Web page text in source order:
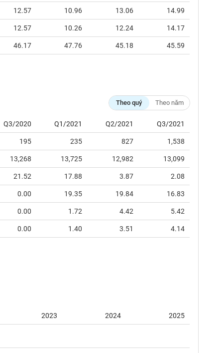
12.57 10.96 13.06 14.99
12.57 10.26 12.24 14.17
46.17 47.76 45.18 45.59
Theo quý Theo năm
Q3/2020 Q1/2021 Q2/2021 Q3/2021
195 235 827 1,538
13,268 13,725 12,982 13,099
21.52 17.88 3.87 2.08
0.00 19.35 19.84 16.83
0.00 1.72 4.42 5.42
0.00 1.40 3.51 4.14
2023 2024
2025